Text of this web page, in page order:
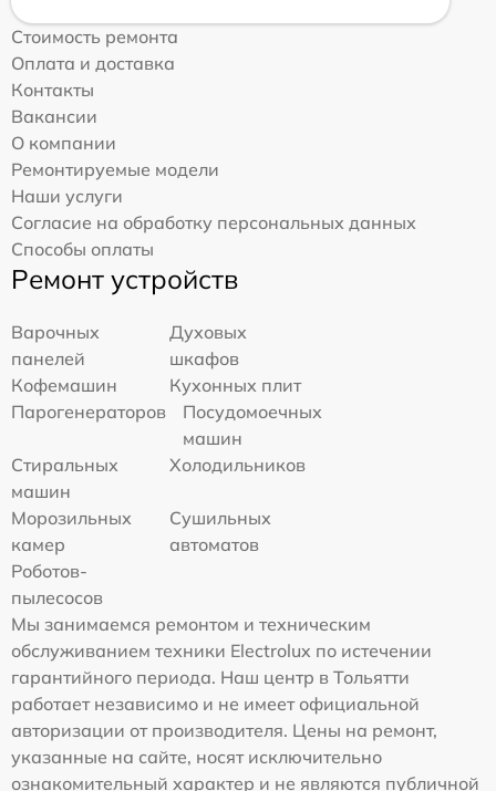
Стоимость ремонта
Оплата и доставка
Контакты
Вакансии
О компании
Ремонтируемые модели
Наши услуги
Согласие на обработку персональных данных
Способы оплаты
Ремонт устройств
Варочных
панелей
Духовых
шкафов
Кофемашин
Кухонных плит
Парогенераторов
Посудомоечных
машин
Стиральных
машин
Холодильников
Морозильных
камер
Сушильных
автоматов
Роботов-
пылесосов
Мы занимаемся ремонтом и техническим
обслуживанием техники Electrolux по истечении
гарантийного периода. Наш центр в Тольятти
работает независимо и не имеет официальной
авторизации от производителя. Цены на ремонт,
указанные на сайте, носят исключительно
ознакомительный характер и не являются публичной